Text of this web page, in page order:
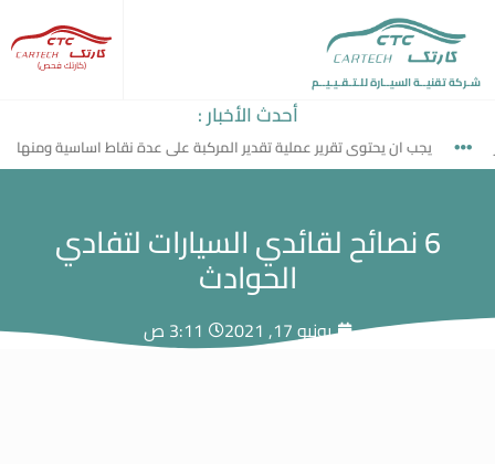
شـركة تقنيــة السيــارة للـتـقـيـيــم
(كارتك فحص)
أحدث الأخبار :
يجب ان يحتوى تقرير عملية تقدير المركبة على عدة نقاط اساسية ومنها
6 نصائح لقائدي السيارات لتفادي
الحوادث
يونيو 17, 2021 3:11 ص